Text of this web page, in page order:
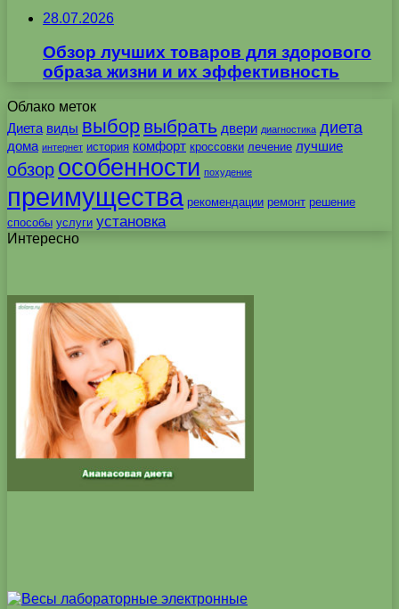
28.07.2026
Обзор лучших товаров для здорового
образа жизни и их эффективность
Облако меток
Диета виды выбор выбрать двери диагностика диета
дома интернет история комфорт кроссовки лечение лучшие
обзор особенности похудение
преимущества рекомендации ремонт решение
способы услуги установка
Интересно